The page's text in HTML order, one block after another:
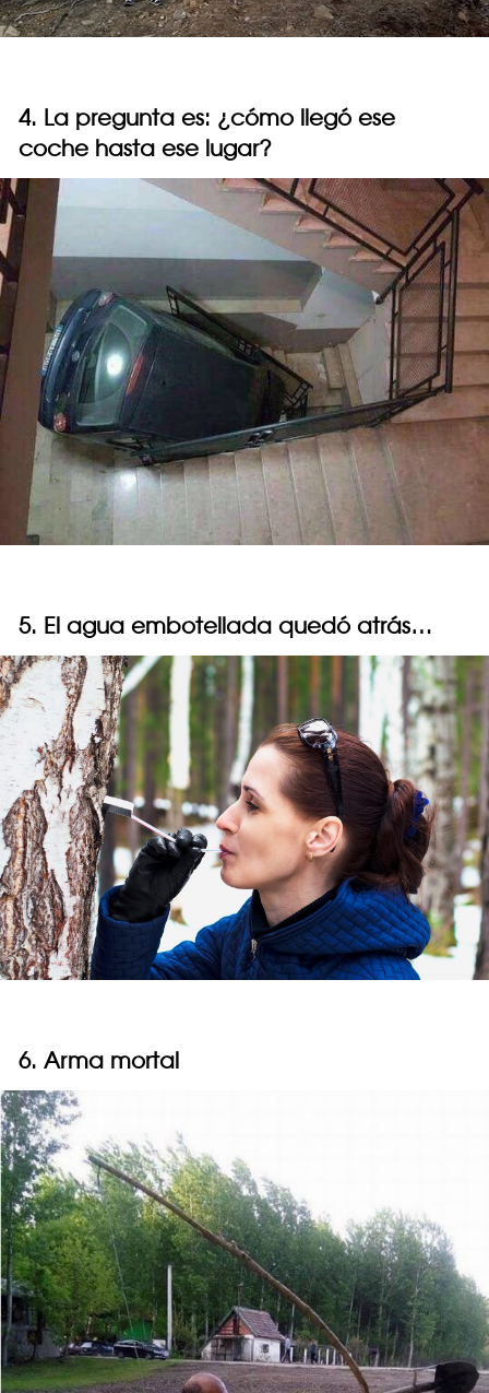
4. La pregunta es: ¿cómo llegó ese
coche hasta ese lugar?
5. El agua embotellada quedó atrás…
6. Arma mortal